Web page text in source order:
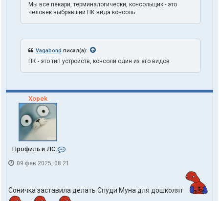
е
л
я
r
t
h
e
Мы все пекари, терминалогически, консольщик - это
человек выбравший ПК вида консоль
Vagabond писал(а):
ПК - это тип устройств, консоли один из его видов
Xopek
Профиль и ЛС:
н
к
т
09 фев 2025, 08:21
Соничка заставила делать Спуди Муна для дошколят